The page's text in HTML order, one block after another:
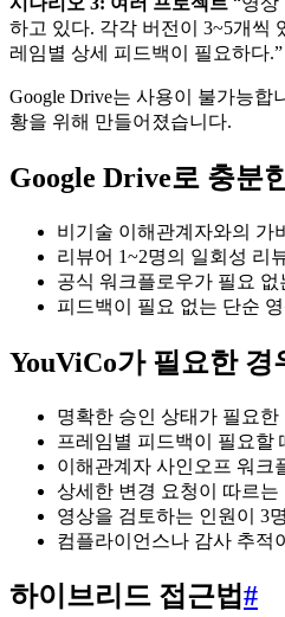
하고 있다. 각각 버전이 3~5개씩
레임별 상세 피드백이 필요하다.”
Google Drive는 사용이 불가능합
황을 위해 만들어졌습니다.
Google Drive로 충분
비기술 이해관계자와의 가
리뷰어 1~2명의 일회성 리
공식 워크플로우가 필요 없
피드백이 필요 없는 단순
YouViCo가 필요한 경
명확한 승인 상태가 필요
프레임별 피드백이 필요할
이해관계자 사인오프 워크
상세한 변경 요청이 따르는
영상을 검토하는 인원이 3
컴플라이언스나 감사 추적
하이브리드 접근법#